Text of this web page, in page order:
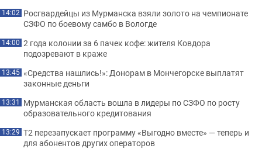
14:02 Росгвардейцы из Мурманска взяли золото на чемпионате
СЗФО по боевому самбо в Вологде
14:00 2 года колонии за 6 пачек кофе: жителя Ковдора
подозревают в краже
13:45 «Средства нашлись!»: Донорам в Мончегорске выплатят
законные деньги
13:31 Мурманская область вошла в лидеры по СЗФО по росту
образовательного кредитования
13:29 Т2 перезапускает программу «Выгодно вместе» — теперь и
для абонентов других операторов